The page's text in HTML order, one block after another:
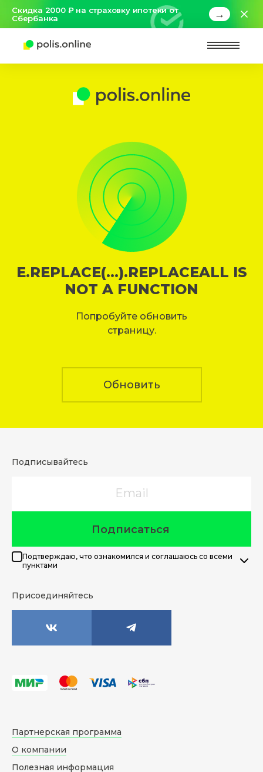
Скидка 2000 ₽ на страховку ипотеки от
Сбербанка
→
E.REPLACE(...).REPLACEALL IS
NOT A FUNCTION
Попробуйте обновить
страницу.
Обновить
Подписывайтесь
Подписаться
Подтверждаю, что ознакомился и соглашаюсь со всеми
пунктами
Присоединяйтесь
Партнерская программа
О компании
Полезная информация